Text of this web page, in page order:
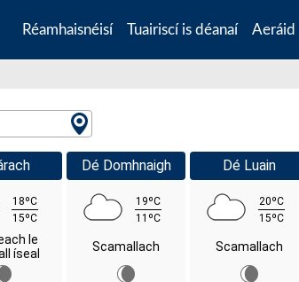
Réamhaisnéisí Tuairiscí is déanaí Aeráid
18ºC
15ºC
le
íseal
Dé Domhnaigh
19ºC
11ºC
Scamallach
Dé Luain
20ºC
15ºC
Scamallach